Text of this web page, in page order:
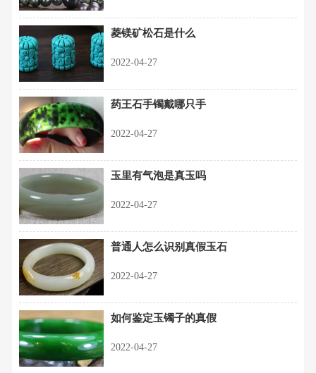
菱镁矿松石是什么
2022-04-27
药王石手镯戴哪只手
2022-04-27
玉里有气泡是真玉吗
2022-04-27
普通人怎么识别真假玉石
2022-04-27
如何鉴定玉镯子的真假
2022-04-27